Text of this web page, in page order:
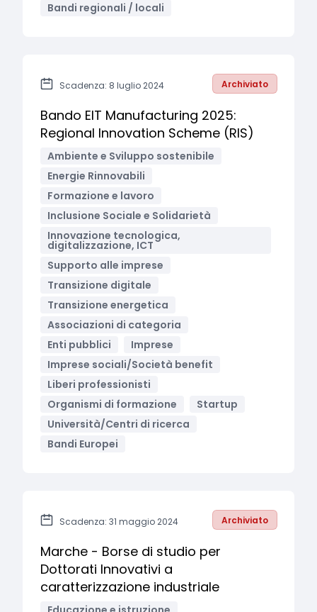
Bandi regionali / locali
Scadenza: 8 luglio 2024 Archiviato
Bando EIT Manufacturing 2025:
Regional Innovation Scheme (RIS)
Ambiente e Sviluppo sostenibile
Energie Rinnovabili
Formazione e lavoro
Inclusione Sociale e Solidarietà
Innovazione tecnologica,
digitalizzazione, ICT
Supporto alle imprese
Transizione digitale
Transizione energetica
Associazioni di categoria
Enti pubblici
Imprese
Imprese sociali/Società benefit
Liberi professionisti
Organismi di formazione
Startup
Università/Centri di ricerca
Bandi Europei
Scadenza: 31 maggio 2024 Archiviato
Marche - Borse di studio per
Dottorati Innovativi a
caratterizzazione industriale